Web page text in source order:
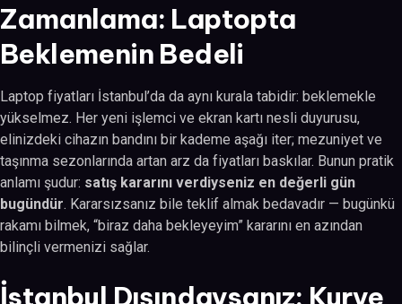
Zamanlama: Laptopta
Beklemenin Bedeli
Laptop fiyatları İstanbul’da da aynı kurala tabidir: beklemekle
yükselmez. Her yeni işlemci ve ekran kartı nesli duyurusu,
elinizdeki cihazın bandını bir kademe aşağı iter; mezuniyet ve
taşınma sezonlarında artan arz da fiyatları baskılar. Bunun pratik
anlamı şudur: satış kararını verdiyseniz en değerli gün
bugündür. Kararsızsanız bile teklif almak bedavadır — bugünkü
rakamı bilmek, “biraz daha bekleyeyim” kararını en azından
bilinçli vermenizi sağlar.
İstanbul Dışındaysanız: Kurye